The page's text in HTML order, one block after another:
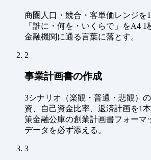
商圏人口・競合・客単価レンジを1
「誰に・何を・いくらで」をA4 1
金融機関に通る言葉に落とす。
2
事業計画書の作成
3シナリオ（楽観・普通・悲観）
資、自己資金比率、返済計画を1
策金融公庫の創業計画書フォーマ
データを必ず添える。
3